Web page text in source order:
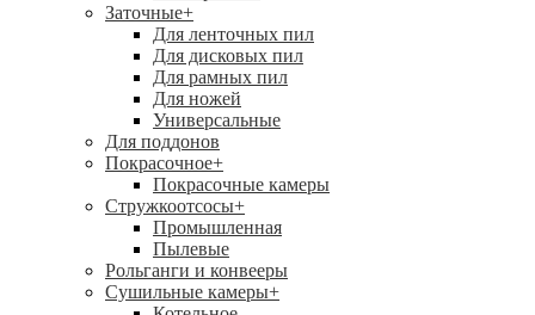
Заточные+
Для ленточных пил
Для дисковых пил
Для рамных пил
Для ножей
Универсальные
Для поддонов
Покрасочное+
Покрасочные камеры
Стружкоотсосы+
Промышленная
Пылевые
Рольганги и конвееры
Сушильные камеры+